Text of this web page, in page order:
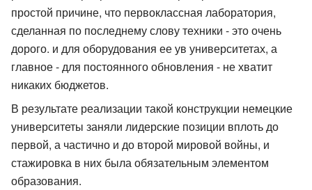
простой причине, что первоклассная лаборатория,
сделанная по последнему слову техники - это очень
дорого. и для оборудования ее ув университетах, а
главное - для постоянного обновления - не хватит
никаких бюджетов.
В результате реализации такой конструкции немецкие
университеты заняли лидерские позиции вплоть до
первой, а частично и до второй мировой войны, и
стажировка в них была обязательным элементом
образования.